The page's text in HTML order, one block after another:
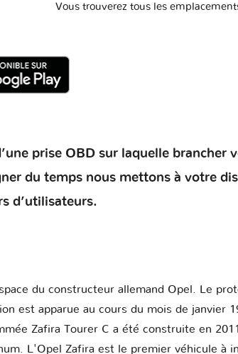
Vous trouverez tous les
prise OBD sur laquelle
du temps nous mettons à votre
d’utilisateurs.
du constructeur allemand Opel. Le
est apparue au cours du mois de
Zafira Tourer C a été construite en
L'Opel Zafira est le premier véhicule à